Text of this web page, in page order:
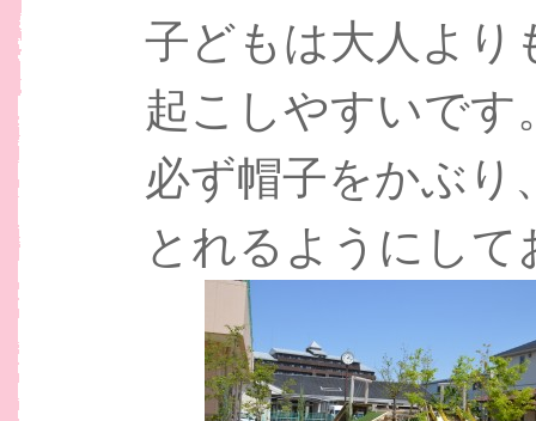
子どもは大人より
起こしやすいです
必ず帽子をかぶり
とれるようにして